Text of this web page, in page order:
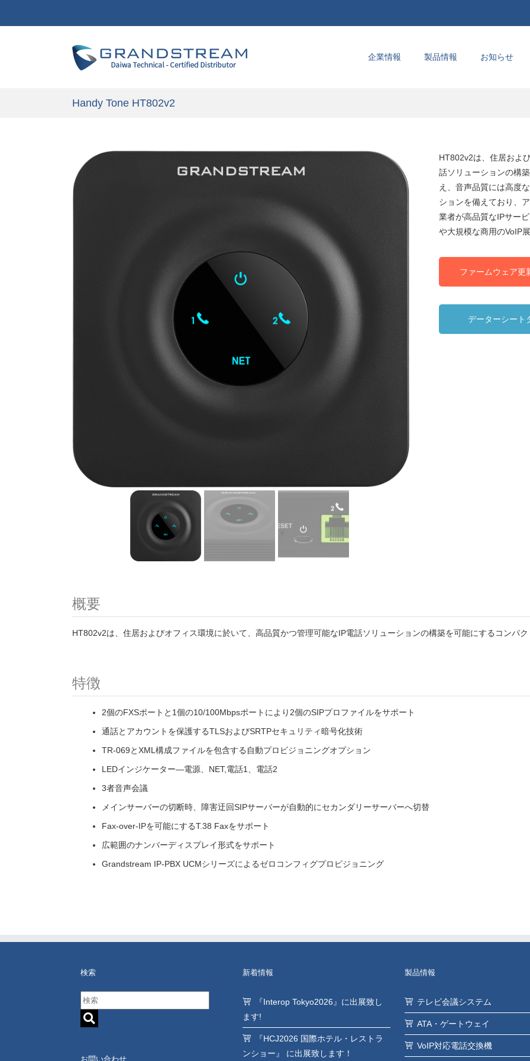
企業情報 製品情報 お知らせ
Handy Tone HT802v2
HT802v2は、住居およ
話ソリューションの構
え、音声品質には高度
ションを備えており、
業者が高品質なIPサー
や大規模な商用のVoIP
ファームウェア更
データーシート
概要
HT802v2は、住居およびオフィス環境に於いて、高品質かつ管理可能なIP電話ソリューションの構築を可能にするコンパ
特徴
2個のFXSポートと1個の10/100Mbpsポートにより2個のSIPプロファイルをサポート
通話とアカウントを保護するTLSおよびSRTPセキュリティ暗号化技術
TR-069とXML構成ファイルを包含する自動プロビジョニングオプション
LEDインジケーター―電源、NET,電話1、電話2
3者音声会議
メインサーバーの切断時、障害迂回SIPサーバーが自動的にセカンダリーサーバーへ切替
Fax-over-IPを可能にするT.38 Faxをサポート
広範囲のナンバーディスプレイ形式をサポート
Grandstream IP-PBX UCMシリーズによるゼロコンフィグプロビジョニング
検索
お問い合わせ
新着情報
『Interop Tokyo2026』に出展致し
ます!
『HCJ2026 国際ホテル・レストラ
ンショー』 に出展致します！
製品情報
テレビ会議システム
ATA・ゲートウェイ
VoIP対応電話交換機